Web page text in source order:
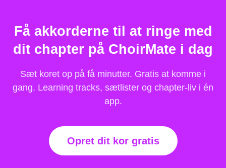
Få akkorderne til at ringe med
dit chapter på ChoirMate i dag
Sæt koret op på få minutter. Gratis at komme i
gang. Learning tracks, sætlister og chapter-liv i én
app.
Opret dit kor gratis